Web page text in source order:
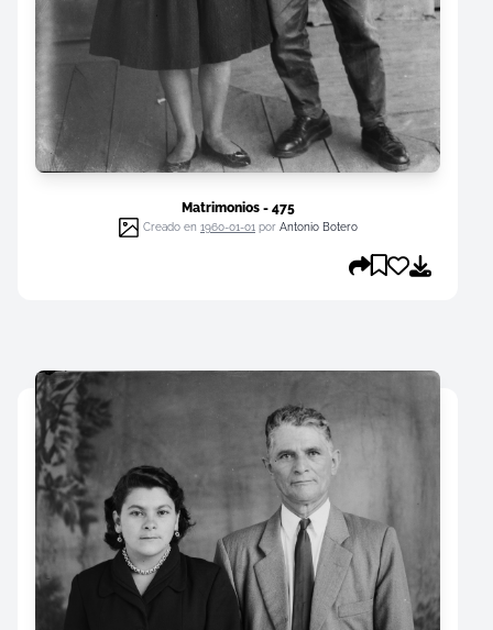
Matrimonios - 475
Creado en 1960-01-01 por Antonio Botero